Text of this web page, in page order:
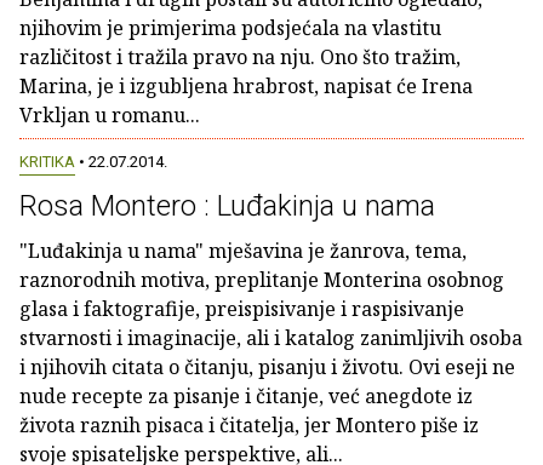
njihovim je primjerima podsjećala na vlastitu
različitost i tražila pravo na nju. Ono što tražim,
Marina, je i izgubljena hrabrost, napisat će Irena
Vrkljan u romanu...
KRITIKA • 22.07.2014.
Rosa Montero : Luđakinja u nama
"Luđakinja u nama" mješavina je žanrova, tema,
raznorodnih motiva, preplitanje Monterina osobnog
glasa i faktografije, preispisivanje i raspisivanje
stvarnosti i imaginacije, ali i katalog zanimljivih osoba
i njihovih citata o čitanju, pisanju i životu. Ovi eseji ne
nude recepte za pisanje i čitanje, već anegdote iz
života raznih pisaca i čitatelja, jer Montero piše iz
svoje spisateljske perspektive, ali...